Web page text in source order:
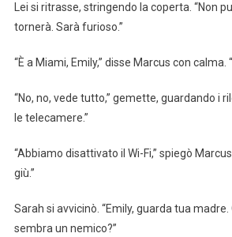
Lei si ritrasse, stringendo la coperta. “Non
tornerà. Sarà furioso.”
“È a Miami, Emily,” disse Marcus con calma.
“No, no, vede tutto,” gemette, guardando i
le telecamere.”
“Abbiamo disattivato il Wi-Fi,” spiegò
giù.”
Sarah si avvicinò. “Emily, guarda tua
sembra un nemico?”